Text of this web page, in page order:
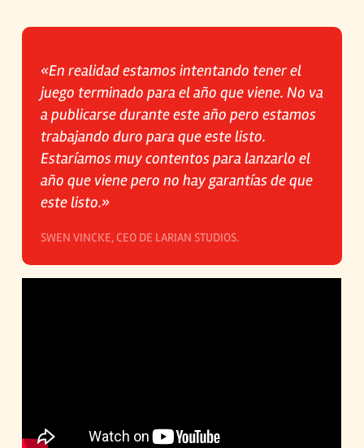
«En realidad estamos intentando tener el
juego terminado para el año que viene. No va
a publicarse durante este año pero estamos
trabajando duro para que este listo.
Estaríamos muy contentos para lanzarlo el
año que viene pero no hay garantías de que
este listo.»
SWEN VINCKE, CEO DE LARIAN STUDIOS.